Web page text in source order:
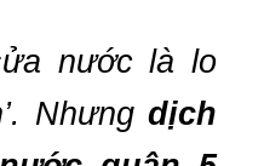
nước là lo
Nhưng dịch